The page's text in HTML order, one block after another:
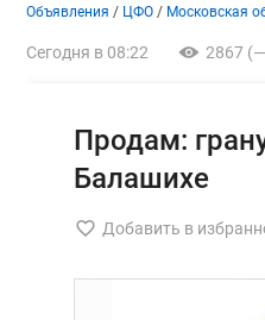
Объявление:
Информация о
Навигация и
Объявления ЦФО Московская
Сегодня в 08:22 2867
Продам:
Балашихе
Добавить в